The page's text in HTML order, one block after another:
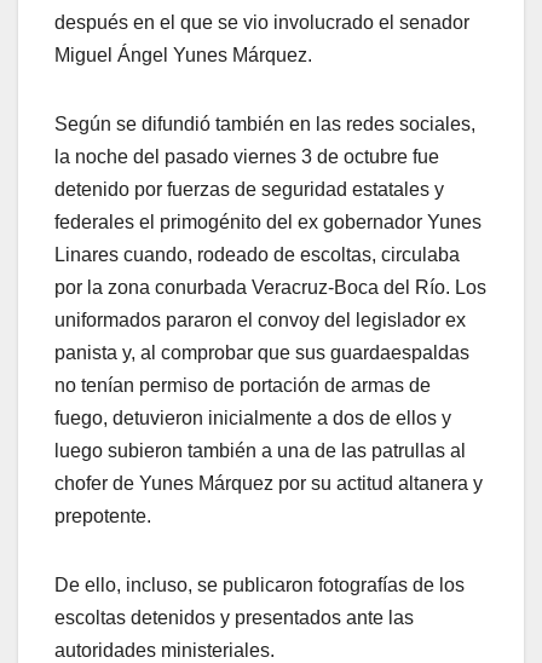
después en el que se vio involucrado el senador
Miguel Ángel Yunes Márquez.
Según se difundió también en las redes sociales,
la noche del pasado viernes 3 de octubre fue
detenido por fuerzas de seguridad estatales y
federales el primogénito del ex gobernador Yunes
Linares cuando, rodeado de escoltas, circulaba
por la zona conurbada Veracruz-Boca del Río. Los
uniformados pararon el convoy del legislador ex
panista y, al comprobar que sus guardaespaldas
no tenían permiso de portación de armas de
fuego, detuvieron inicialmente a dos de ellos y
luego subieron también a una de las patrullas al
chofer de Yunes Márquez por su actitud altanera y
prepotente.
De ello, incluso, se publicaron fotografías de los
escoltas detenidos y presentados ante las
autoridades ministeriales.